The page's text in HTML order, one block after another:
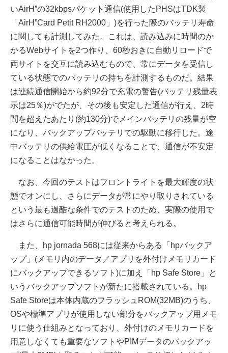
いAirH”の32kbpsパケット通信(使用したPHSはTDK製
「AirH”Card Petit RH2000」)を行った際のバッテリ寿命
に関しても計測してみた。これは、読み込みに時間のか
かるWebサイトを2つ作り、60秒おきに自動リロードで
両サイトを交互に読み込むもので、常にデータを受信し
ている状態でのバッテリの持ちを計測するものだ。結果
は連続通信開始から約92分で充電の警告(バッテリ残量表
示は25％)がでたが、その後も安定した通信が行え、2時
間を超えたあたり(約130分)でメインバッテリの残量が空
になり、バックアップバッテリでの駆動に移行した。途
中バッテリの供給電圧が低くなることで、通信が不安定
になることはなかった。
なお、今回のテストはフロントライトを最大輝度の状
態でオンにし、さらにデータが常にやり取りされている
という最も過酷な条件でのテストのため、実際の使用で
はさらに通信可能時間が伸びると考えられる。
また、hp jornada 568には従来からある「hpバックア
ップ」(メモリ内のデータ／アプリを外付けメモリカード
にバックアップできるソフト)に加え「hp Safe Store」と
いうバックアップソフトが新たに搭載されている。hp
Safe Storeは本体内蔵のフラッシュROM(32MB)のうち、
OSや標準アプリが使用しない部分をバックアップ用メモ
リに使う仕組みとなっており、外付けのメモリカードを
用意しなくても重要なソフトやPIMデータのバックアッ